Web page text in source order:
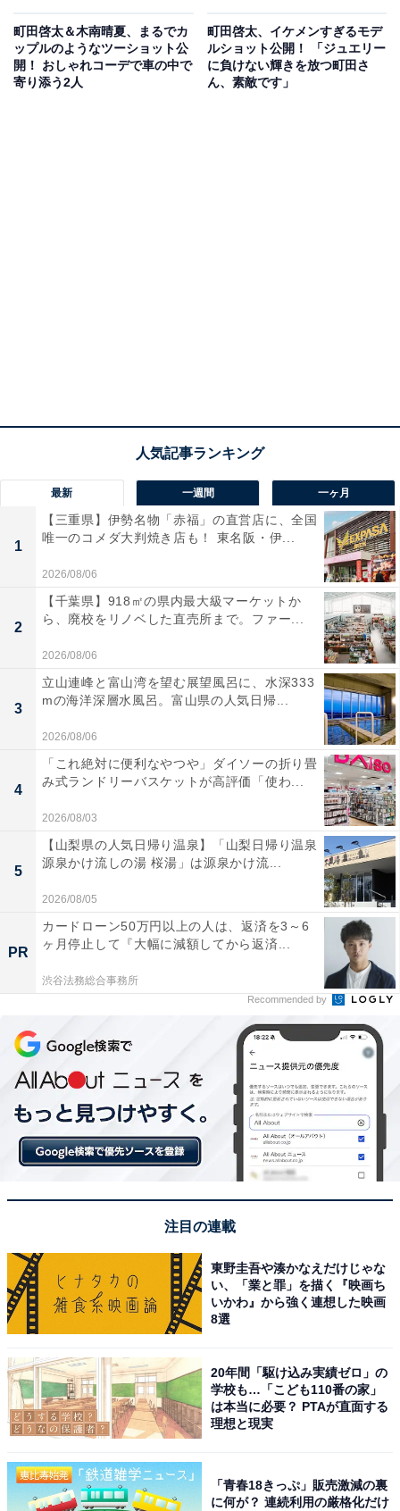
町田啓太＆木南晴夏、まるでカ
ップルのようなツーショット公
開！ おしゃれコーデで車の中で
寄り添う2人
町田啓太、イケメンすぎるモデ
ルショット公開！ 「ジュエリー
に負けない輝きを放つ町田さ
ん、素敵です」
最新 一週間 一ヶ月
1
【三重県】伊勢名物「赤福」の直営店に、全国
唯一のコメダ大判焼き店も！ 東名阪・伊...
2026/08/06
2
【千葉県】918㎡の県内最大級マーケットか
ら、廃校をリノベした直売所まで。ファー...
2026/08/06
3
立山連峰と富山湾を望む展望風呂に、水深333
mの海洋深層水風呂。富山県の人気日帰...
2026/08/06
4
「これ絶対に便利なやつや」ダイソーの折り畳
み式ランドリーバスケットが高評価「使わ...
2026/08/03
5
【山梨県の人気日帰り温泉】「山梨日帰り温泉
源泉かけ流しの湯 桜湯」は源泉かけ流...
2026/08/05
PR
カードローン50万円以上の人は、返済を3～6
ヶ月停止して『大幅に減額してから返済...
渋谷法務総合事務所
Recommended by
注目の連載
東野圭吾や湊かなえだけじゃな
い、「業と罪」を描く『映画ち
いかわ』から強く連想した映画
8選
20年間「駆け込み実績ゼロ」の
学校も…「こども110番の家」
は本当に必要？ PTAが直面する
理想と現実
「青春18きっぷ」販売激減の裏
に何が？ 連続利用の厳格化だけ